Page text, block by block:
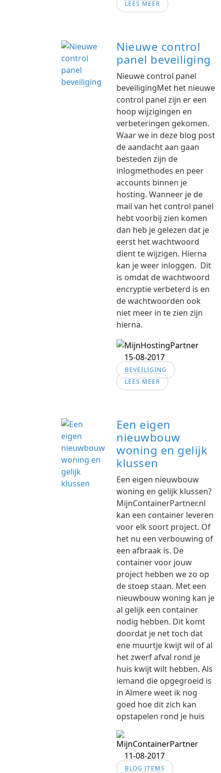
LEES MEER
Nieuwe control
panel beveiliging
Nieuwe control panel
beveiligingMet het nieuwe
control panel zijn er een
hoop wijzigingen en
verbeteringen gekomen.
Waar we in deze blog post
de aandacht aan gaan
besteden zijn de
inlogmethodes en peer
accounts binnen je
hosting. Wanneer je de
mail van het control panel
hebt voorbij zien komen
dan heb je gelezen dat je
eerst het wachtwoord
dient te wijzigen. Hierna
kan je weer inloggen. Dit
is omdat de wachtwoord
encryptie verbeterd is en
de wachtwoorden ook
niet meer in te zien zijn
hierna.
15-08-2017
BEVEILIGING
LEES MEER
Een eigen
nieuwbouw
woning en gelijk
klussen
Een eigen nieuwbouw
woning en gelijk klussen?
MijnContainerPartner.nl
kan een container leveren
voor elk soort project. Of
het nu een verbouwing of
een afbraak is. De
container voor jouw
project hebben we zo op
de stoep staan. Met een
nieuwbouw woning kan je
al gelijk een container
nodig hebben. Dit komt
doordat je net toch dat
ene muurtje kwijt wil of al
het zwerf afval rond je
huis kwijt wilt hebben. Als
iemand die opgegroeid is
in Almere weet ik nog
goed hoe dit zich kan
opstapelen rond je huis
11-08-2017
BLOG ITEMS